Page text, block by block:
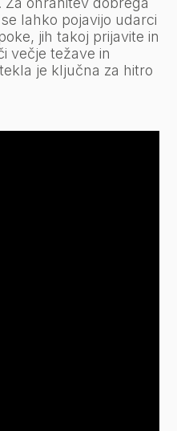
lahko pojavijo udarci
jih takoj prijavite in
večje težave in
je ključna za hitro